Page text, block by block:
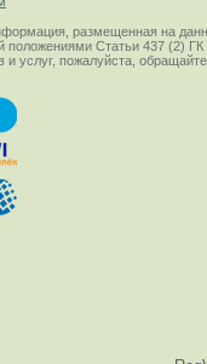
размещенная на
положениями Статьи 437 (2)
и услуг, пожалуйста,